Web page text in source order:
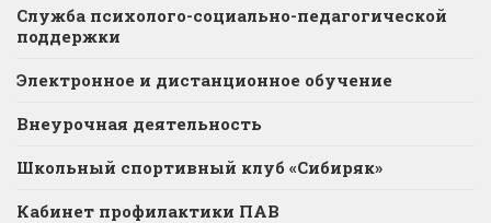
Служба психолого-социально-педагогической
поддержки
Электронное и дистанционное обучение
Внеурочная деятельность
Школьный спортивный клуб «Сибиряк»
Кабинет профилактики ПАВ